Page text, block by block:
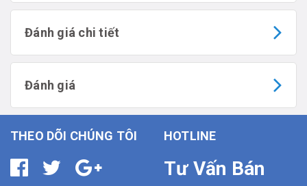
Đánh giá chi tiết
Đánh giá
THEO DÕI CHÚNG TÔI HOTLINE
Tư Vấn Bán